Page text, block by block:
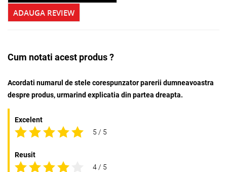
ADAUGA REVIEW
Cum notati acest produs ?
Acordati numarul de stele corespunzator parerii dumneavoastra
despre produs, urmarind explicatia din partea dreapta.
Excelent
5 / 5
Reusit
4 / 5